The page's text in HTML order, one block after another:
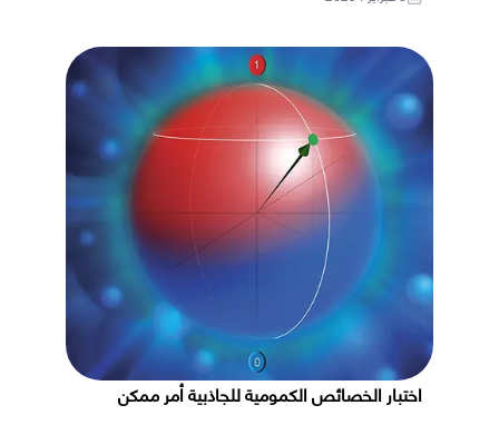
اختبار الخصائص الكمومية للجاذبية أمر ممكن